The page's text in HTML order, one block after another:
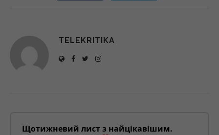
TELEKRITIKA
Щотижневий лист з найцікавішим.